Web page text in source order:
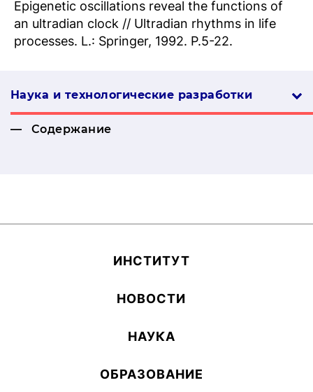
Epigenetic oscillations reveal the functions of
an ultradian clock // Ultradian rhythms in life
processes. L.: Springer, 1992. P.5-22.
Наука и технологические разработки
Содержание
ИН­СТИ­ТУТ
НОВОСТИ
НАУКА
ОБ­РА­ЗОВА­НИЕ